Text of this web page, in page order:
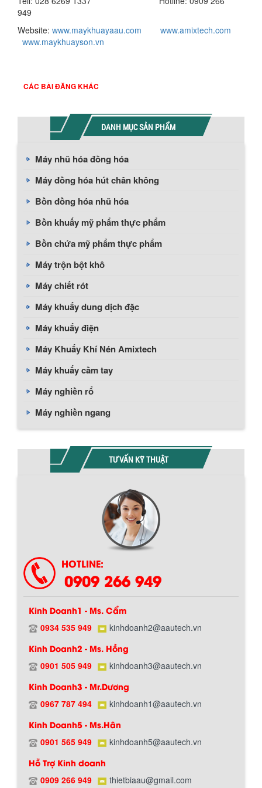
949
Website: www.maykhuayaau.com
www.amixtech.com
www.maykhuayson.vn
CÁC BÀI ĐĂNG KHÁC
DANH MỤC SẢN PHẨM
Máy nhũ hóa đồng hóa
Máy đồng hóa hút chân không
Bồn đồng hóa nhũ hóa
Bồn khuấy mỹ phẩm thực phẩm
Bồn chứa mỹ phẩm thực phẩm
Máy trộn bột khô
Máy chiết rót
Máy khuấy dung dịch đặc
Máy khuấy điện
Máy Khuấy Khí Nén Amixtech
Máy khuấy cầm tay
Máy nghiền rổ
Máy nghiền ngang
TƯ VẤN KỸ THUẬT
HOTLINE:
0909 266 949
Kinh Doanh1 - Ms. Cẩm
0934 535 949 kinhdoanh2@aautech.vn
Kinh Doanh2 - Ms. Hồng
0901 505 949 kinhdoanh3@aautech.vn
Kinh Doanh3 - Mr.Dương
0967 787 494 kinhdoanh1@aautech.vn
Kinh Doanh5 - Ms.Hân
0901 565 949 kinhdoanh5@aautech.vn
Hỗ Trợ Kinh doanh
0909 266 949 thietbiaau@gmail.com
Chính sách giao hàng
Hướng dẫn thanh toán mua hàng
Bồn chứa giải nhiệt sơn, mực in có cấu
tạo gồm 2 lớp inox và được dùng để
Máy trộn bột khô 500kg được thiết kế
thân bồn nằm ngang, với cánh trộn bột
xoay đảo thuận nghịch. Vật liệu...